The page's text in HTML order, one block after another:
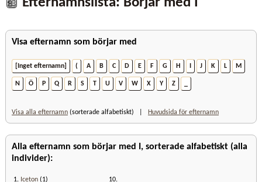
Visa efternamn som börjar med
[Inget efternamn] ( A B C D E F G H J K L M
N Ö P Q R S T U V W X Y Z
Visa alla efternamn (sorterade alfabetiskt) | Huvudsida för efternamn
Alla efternamn som börjar med I, sorterade alfabetiskt (alla
individer):
1. Iceton (1) 10.